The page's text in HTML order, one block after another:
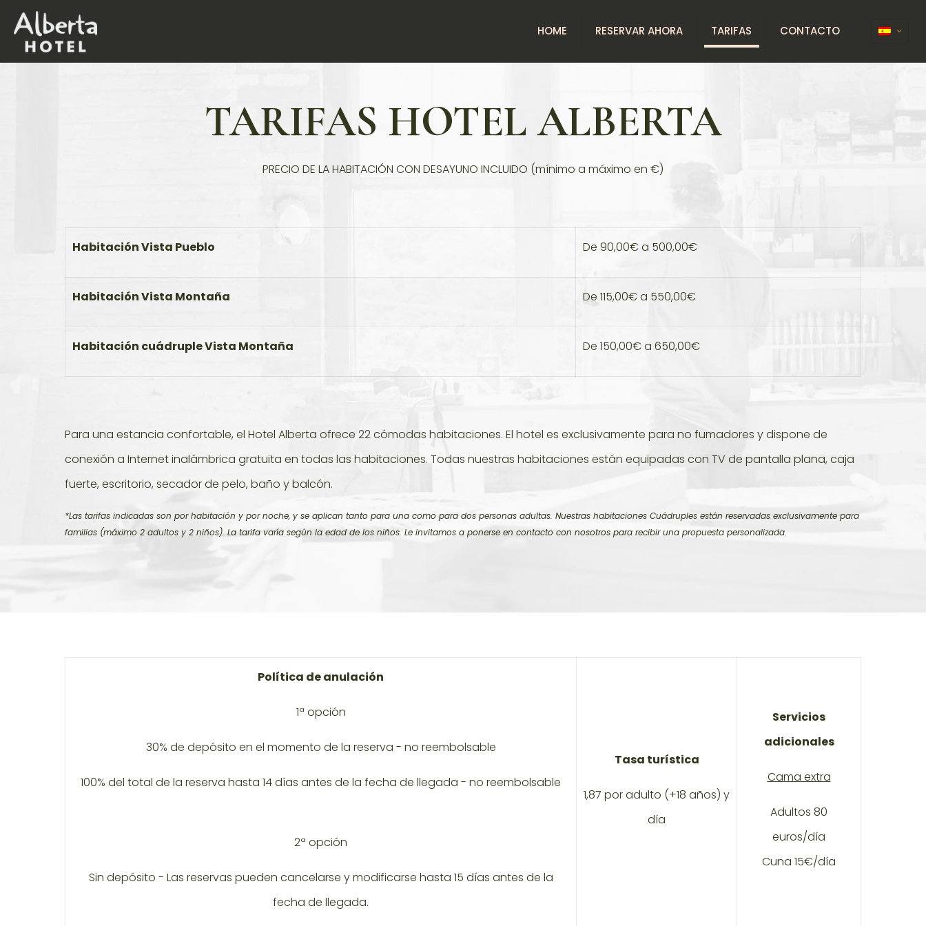
HOME RESERVAR AHORA TARIFAS CONTACTO
TARIFAS HOTEL ALBERTA
PRECIO DE LA HABITACIÓN CON DESAYUNO INCLUIDO (mínimo a máximo en €)
Habitación Vista Pueblo De 90,00€ a 500,00€
Habitación Vista Montaña De 115,00€ a 550,00€
Habitación cuádruple Vista Montaña De 150,00€ a 650,00€
Para una estancia confortable, el Hotel Alberta ofrece 22 cómodas habitaciones. El hotel es exclusivamente para no fumadores y dispone de
conexión a Internet inalámbrica gratuita en todas las habitaciones. Todas nuestras habitaciones están equipadas con TV de pantalla plana, caja
fuerte, escritorio, secador de pelo, baño y balcón.
*Las tarifas indicadas son por habitación y por noche, y se aplican tanto para una como para dos personas adultas. Nuestras habitaciones Cuádruples están reservadas exclusivamente para
familias (máximo 2 adultos y 2 niños). La tarifa varía según la edad de los niños. Le invitamos a ponerse en contacto con nosotros para recibir una propuesta personalizada.
Política de anulación
1ª opción
30% de depósito en el momento de la reserva - no reembolsable
100% del total de la reserva hasta 14 días antes de la fecha de llegada - no reembolsable
2ª opción
Sin depósito - Las reservas pueden cancelarse y modificarse hasta 15 días antes de la
fecha de llegada.
Tasa turística
1,87 por adulto (+18 años) y
día
Servicios
adicionales
Cama extra
Adultos 80
euros/día
Cuna 15€/día